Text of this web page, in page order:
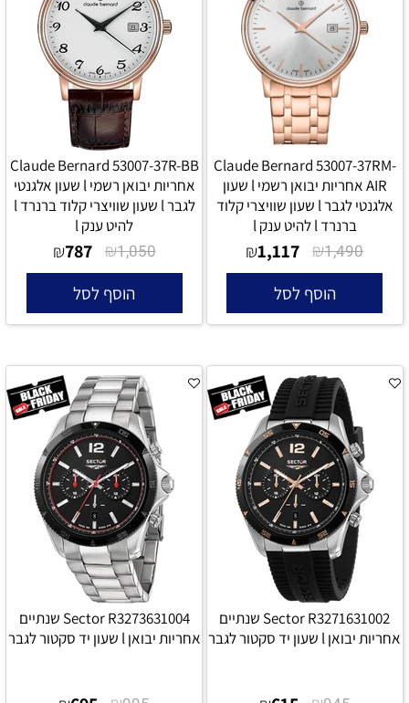
Claude Bernard 53007-37RM-
AIR אחריות יבואן רשמי l שעון
אלגנטי לגבר l שעון שוויצרי קלוד
ברנרד l להיט ענק l
₪1,490
₪1,117
הוסף לסל
Claude Bernard 53007-37R-BB
אחריות יבואן רשמי l שעון אלגנטי
לגבר l שעון שוויצרי קלוד ברנרד l
להיט ענק l
₪1,050
₪787
הוסף לסל
Sector R3271631002 שנתיים
אחריות יבואן l שעון יד סקטור לגבר
Sector R3273631004 שנתיים
אחריות יבואן l שעון יד סקטור לגבר